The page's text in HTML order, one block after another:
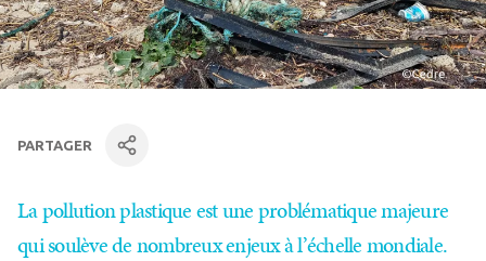
PARTAGER
La pollution plastique est une problématique majeure
qui soulève de nombreux enjeux à l’échelle mondiale.